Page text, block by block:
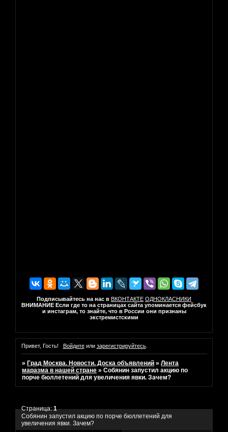
Подписывайтесь на нас в ВКОНТАКТЕ ОДНОКЛАСНИКИ
ВНИМАНИЕ Если где то на страницах сайта упоминается фейсбук
и инстаграм, то знайте, что в России они признаны
экстремистскими
Привет, Гость! Войдитеили зарегистрируйтесь.
» Град Москва. Новости. Доска объявлений »Лента
маразма в нашей стране »Собянин запустил акцию по
порче бюллетений для увеличения явки. Зачем?
Собянин запустил акцию по порче бюллетений для
увеличения явки. Зачем?
Страница:1